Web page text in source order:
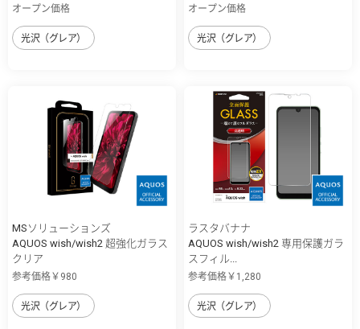
オープン価格
光沢（グレア）
オープン価格
光沢（グレア）
MSソリューションズ
AQUOS wish/wish2 超強化ガラス
クリア
参考価格￥980
光沢（グレア）
ラスタバナナ
AQUOS wish/wish2 専用保護ガラ
スフィル...
参考価格￥1,280
光沢（グレア）